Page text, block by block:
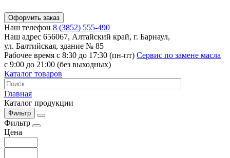
Оформить заказ
Наш телефон 8 (3852) 555-490
Наш адрес 656067, Алтайский край, г. Барнаул,
ул. Балтийская, здание № 85
Рабочее время с 8:30 до 17:30 (пн-пт) Сервис по замене масла
с 9:00 до 21:00 (без выходных)
Каталог товаров
Главная
Каталог продукции
Фильтр
Фильтр
Цена